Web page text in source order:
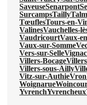
SaveuseSenarpont
SurcampsTailly
TœuflesTours-en-
ValinesVauchelles-
VaudricourtVaux-
Vaux-sur-Somme
Vers-sur-Selle
Villers-Bocage
Villers-sous-Ailly
Vitz-sur-AuthieVron
Woignarue
YvrenchYvrencheux